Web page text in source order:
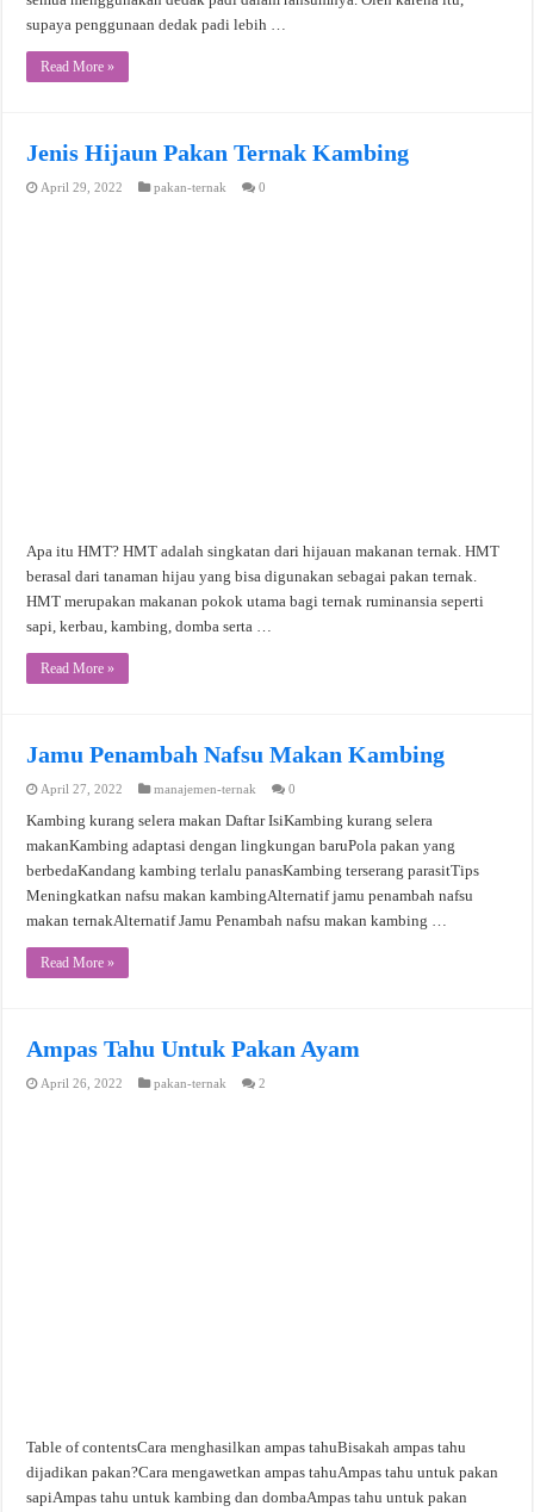
supaya penggunaan dedak padi lebih …
Read More »
Jenis Hijaun Pakan Ternak Kambing
April 29, 2022 pakan-ternak 0
Apa itu HMT? HMT adalah singkatan dari hijauan makanan ternak. HMT
berasal dari tanaman hijau yang bisa digunakan sebagai pakan ternak.
HMT merupakan makanan pokok utama bagi ternak ruminansia seperti
sapi, kerbau, kambing, domba serta …
Read More »
Jamu Penambah Nafsu Makan Kambing
April 27, 2022 manajemen-ternak 0
Kambing kurang selera makan Daftar IsiKambing kurang selera
makanKambing adaptasi dengan lingkungan baruPola pakan yang
berbedaKandang kambing terlalu panasKambing terserang parasitTips
Meningkatkan nafsu makan kambingAlternatif jamu penambah nafsu
makan ternakAlternatif Jamu Penambah nafsu makan kambing …
Read More »
Ampas Tahu Untuk Pakan Ayam
April 26, 2022 pakan-ternak 2
Table of contentsCara menghasilkan ampas tahuBisakah ampas tahu
dijadikan pakan?Cara mengawetkan ampas tahuAmpas tahu untuk pakan
sapiAmpas tahu untuk kambing dan dombaAmpas tahu untuk pakan